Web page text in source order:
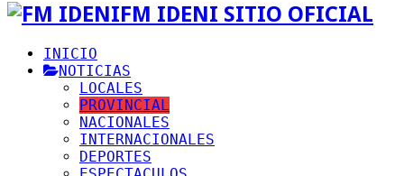
FM IDENI SITIO OFICIAL
INICIO
NOTICIAS
LOCALES
PROVINCIAL
NACIONALES
INTERNACIONALES
DEPORTES